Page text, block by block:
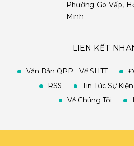
Phường Gò Vấp,
Minh
LIÊN KẾT
Văn Bản QPPL Về SHTT
RSS
Tin Tức Sự Kiện
Về Chúng Tôi